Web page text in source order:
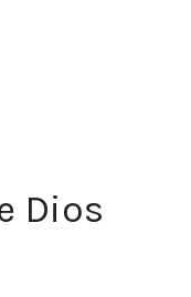
Dios